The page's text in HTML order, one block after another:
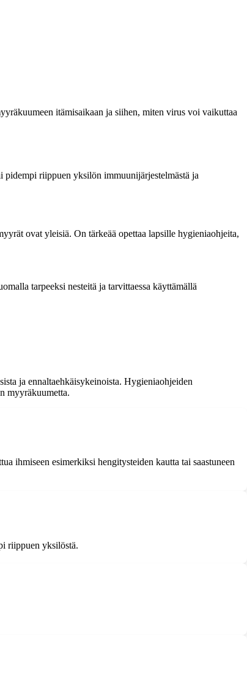
itämisaikaan ja siihen, miten virus voi vaikuttaa
riippuen yksilön immuunijärjestelmästä ja
ovat yleisiä. On tärkeää opettaa lapsille hygieniaohjeita,
tarpeeksi nesteitä ja tarvittaessa käyttämällä
ja ennaltaehkäisykeinoista. Hygieniaohjeiden
myyräkuumetta.
ihmiseen esimerkiksi hengitysteiden kautta tai saastuneen
riippuen yksilöstä.